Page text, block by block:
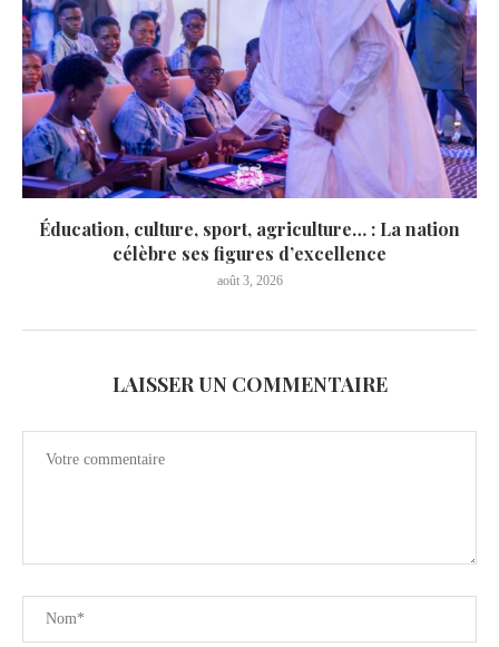
Éducation, culture, sport, agriculture… : La nation
célèbre ses figures d’excellence
août 3, 2026
LAISSER UN COMMENTAIRE